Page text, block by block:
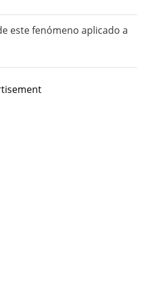
este fenómeno aplicado a